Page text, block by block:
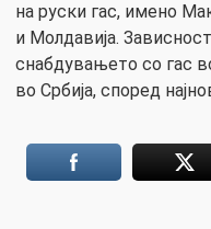
на руски гас, имено
и Молдавија.
снабдувањето со гас
во Србија, според